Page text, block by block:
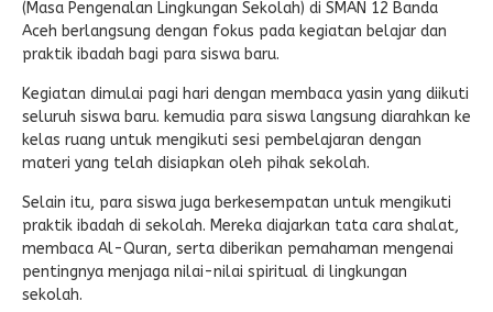
(Masa Pengenalan Lingkungan Sekolah) di SMAN 12 Banda
Aceh berlangsung dengan fokus pada kegiatan belajar dan
praktik ibadah bagi para siswa baru.
Kegiatan dimulai pagi hari dengan membaca yasin yang diikuti
seluruh siswa baru. kemudia para siswa langsung diarahkan ke
kelas ruang untuk mengikuti sesi pembelajaran dengan
materi yang telah disiapkan oleh pihak sekolah.
Selain itu, para siswa juga berkesempatan untuk mengikuti
praktik ibadah di sekolah. Mereka diajarkan tata cara shalat,
membaca Al-Quran, serta diberikan pemahaman mengenai
pentingnya menjaga nilai-nilai spiritual di lingkungan
sekolah.